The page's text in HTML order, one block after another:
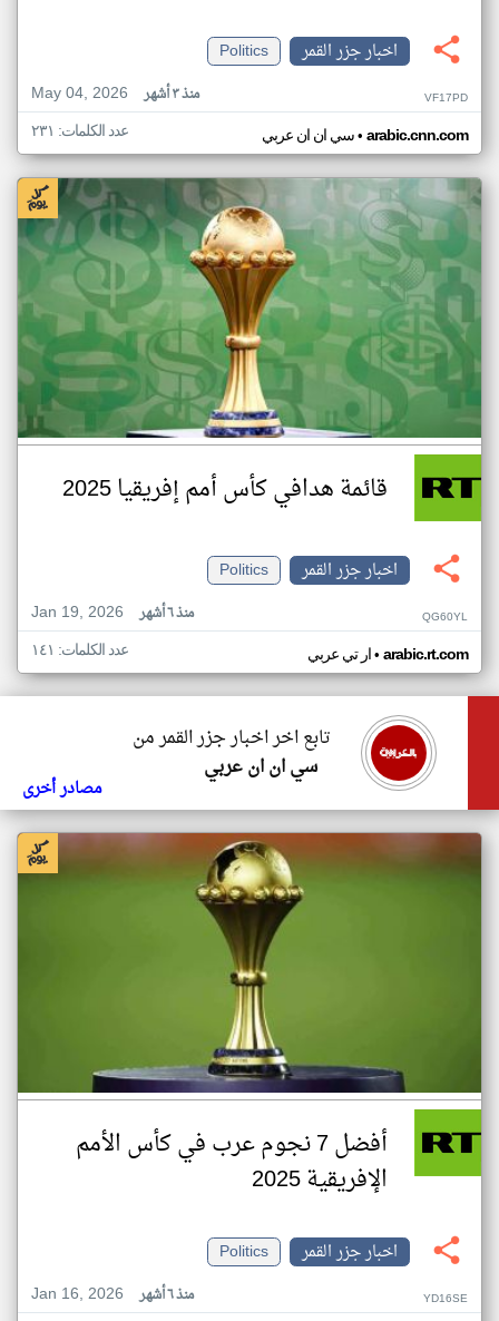
اخبار جزر القمر
Politics
May 04, 2026
منذ ٣ أشهر VF17PD
سي ان ان عربي• arabic.cnn.com عدد الكلمات: ٢٣١
قائمة هدافي كأس أمم إفريقيا 2025
اخبار جزر القمر
Politics
Jan 19, 2026
منذ ٦ أشهر QG60YL
ار تي عربي• arabic.rt.com عدد الكلمات: ١٤١
تابع اخر اخبار جزر القمر من
سي ان ان عربي
مصادر أخرى
أفضل 7 نجوم عرب في كأس الأمم
الإفريقية 2025
اخبار جزر القمر
Politics
Jan 16, 2026
منذ ٦ أشهر YD16SE